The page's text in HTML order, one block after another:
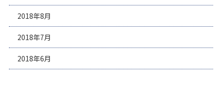
2018年8月
2018年7月
2018年6月